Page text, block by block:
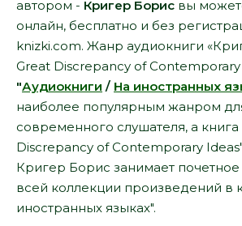
автором - Кригер Борис вы
онлайн, бесплатно и без
knizki.com. Жанр аудиокниги
Great Discrepancy of Contemporary
"Аудиокниги / На иностранных
наиболее популярным жанром
современного слушателя, а книга
Discrepancy of Contemporary
Кригер Борис занимает
всей коллекции произведений в
иностранных языках".